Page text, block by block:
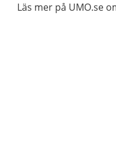
Läs mer på UMO.se